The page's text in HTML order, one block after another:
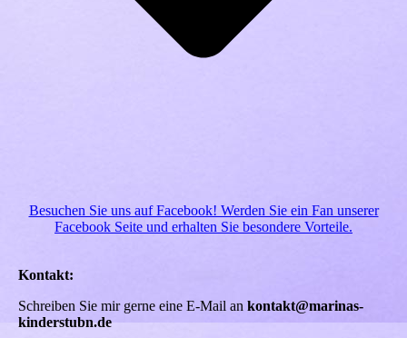
Besuchen Sie uns auf Facebook! Werden Sie ein Fan unserer
Facebook Seite und erhalten Sie besondere Vorteile.
Kontakt:
Schreiben Sie mir gerne eine E-Mail an kontakt@marinas-
kinderstubn.de